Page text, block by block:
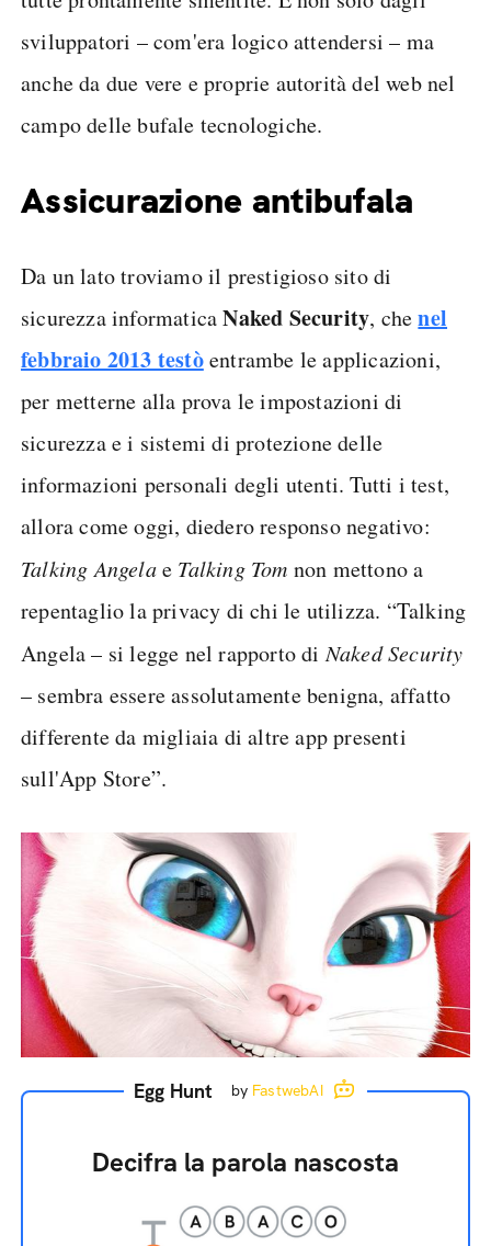
sviluppatori – com'era logico attendersi – ma
anche da due vere e proprie autorità del web nel
campo delle bufale tecnologiche.
Assicurazione antibufala
Da un lato troviamo il prestigioso sito di
sicurezza informaticaNaked Security, chenel
febbraio 2013 testòentrambe le applicazioni,
per metterne alla prova le impostazioni di
sicurezza e i sistemi di protezione delle
informazioni personali degli utenti. Tutti i test,
allora come oggi, diedero responso negativo:
Talking Angelae Talking Tom non mettono a
repentaglio la privacy di chi le utilizza. “Talking
Angela – si legge nel rapporto diNaked Security
– sembra essere assolutamente benigna, affatto
differente da migliaia di altre app presenti
sull'App Store”.
Egg Hunt by FastwebAI
Decifra la parola nascosta